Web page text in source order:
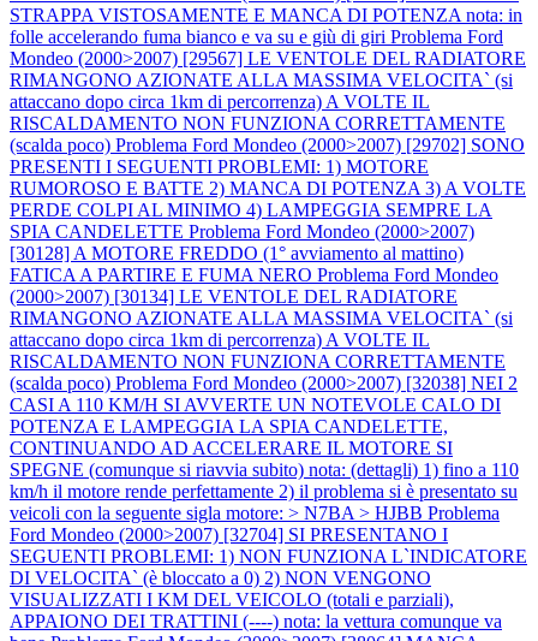
STRAPPA VISTOSAMENTE E MANCA DI POTENZA nota: in
folle accelerando fuma bianco e va su e giù di giri Problema Ford
Mondeo (2000>2007) [29567] LE VENTOLE DEL RADIATORE
RIMANGONO AZIONATE ALLA MASSIMA VELOCITA` (si
attaccano dopo circa 1km di percorrenza) A VOLTE IL
RISCALDAMENTO NON FUNZIONA CORRETTAMENTE
(scalda poco) Problema Ford Mondeo (2000>2007) [29702] SONO
PRESENTI I SEGUENTI PROBLEMI: 1) MOTORE
RUMOROSO E BATTE 2) MANCA DI POTENZA 3) A VOLTE
PERDE COLPI AL MINIMO 4) LAMPEGGIA SEMPRE LA
SPIA CANDELETTE Problema Ford Mondeo (2000>2007)
[30128] A MOTORE FREDDO (1° avviamento al mattino)
FATICA A PARTIRE E FUMA NERO Problema Ford Mondeo
(2000>2007) [30134] LE VENTOLE DEL RADIATORE
RIMANGONO AZIONATE ALLA MASSIMA VELOCITA` (si
attaccano dopo circa 1km di percorrenza) A VOLTE IL
RISCALDAMENTO NON FUNZIONA CORRETTAMENTE
(scalda poco) Problema Ford Mondeo (2000>2007) [32038] NEI 2
CASI A 110 KM/H SI AVVERTE UN NOTEVOLE CALO DI
POTENZA E LAMPEGGIA LA SPIA CANDELETTE,
CONTINUANDO AD ACCELERARE IL MOTORE SI
SPEGNE (comunque si riavvia subito) nota: (dettagli) 1) fino a 110
km/h il motore rende perfettamente 2) il problema si è presentato su
veicoli con la seguente sigla motore: > N7BA > HJBB Problema
Ford Mondeo (2000>2007) [32704] SI PRESENTANO I
SEGUENTI PROBLEMI: 1) NON FUNZIONA L`INDICATORE
DI VELOCITA` (è bloccato a 0) 2) NON VENGONO
VISUALIZZATI I KM DEL VEICOLO (totali e parziali),
APPAIONO DEI TRATTINI (----) nota: la vettura comunque va